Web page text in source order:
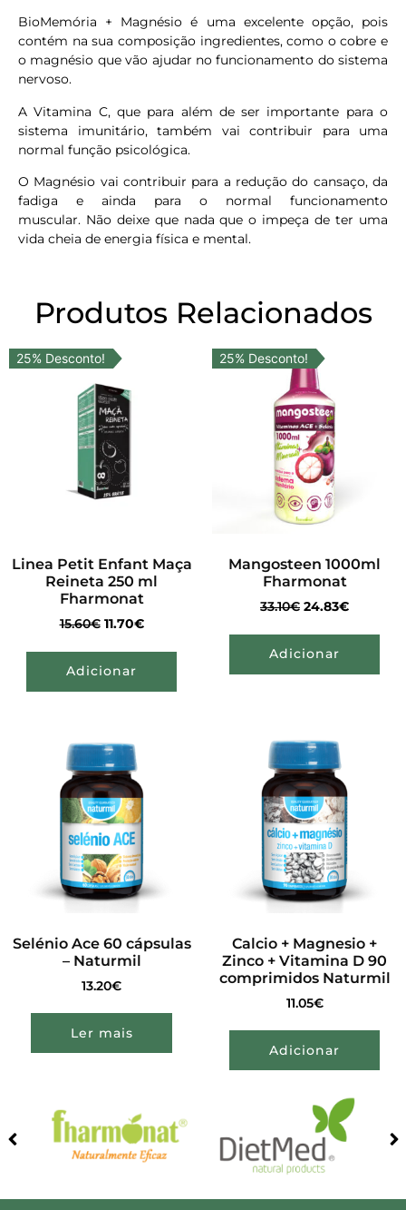
BioMemória + Magnésio é uma excelente opção, pois
contém na sua composição ingredientes, como o cobre e
o magnésio que vão ajudar no funcionamento do sistema
nervoso.
A Vitamina C, que para além de ser importante para o
sistema imunitário, também vai contribuir para uma
normal função psicológica.
O Magnésio vai contribuir para a redução do cansaço, da
fadiga e ainda para o normal funcionamento
muscular. Não deixe que nada que o impeça de ter uma
vida cheia de energia física e mental.
Produtos Relacionados
25% Desconto!
Linea Petit Enfant Maça
Reineta 250 ml
Fharmonat
15.60€ 11.70€
Adicionar
25% Desconto!
Mangosteen 1000ml
Fharmonat
33.10€ 24.83€
Adicionar
Selénio Ace 60 cápsulas
– Naturmil
13.20€
Ler mais
Calcio + Magnesio +
Zinco + Vitamina D 90
comprimidos Naturmil
11.05€
Adicionar